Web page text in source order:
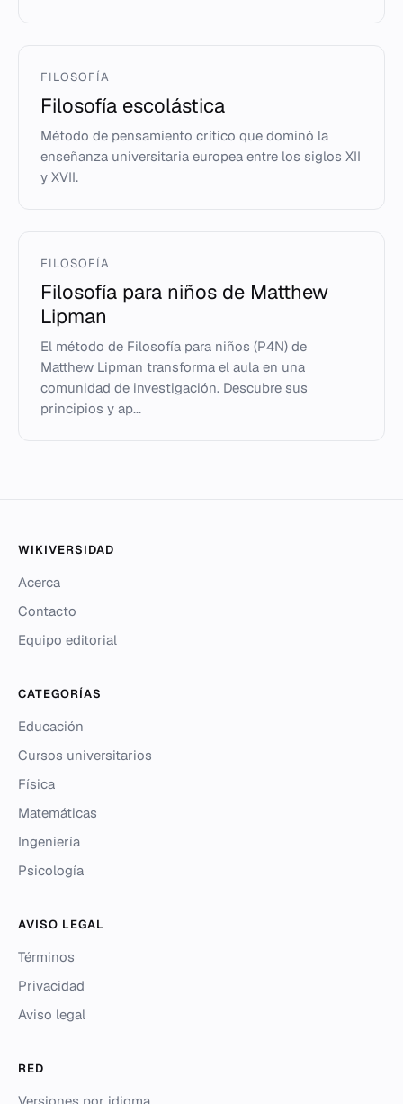
FILOSOFÍA
Filosofía escolástica
Método de pensamiento crítico que dominó la
enseñanza universitaria europea entre los siglos XII
y XVII.
FILOSOFÍA
Filosofía para niños de Matthew
Lipman
El método de Filosofía para niños (P4N) de
Matthew Lipman transforma el aula en una
comunidad de investigación. Descubre sus
principios y ap...
WIKIVERSIDAD
Acerca
Contacto
Equipo editorial
CATEGORÍAS
Educación
Cursos universitarios
Física
Matemáticas
Ingeniería
Psicología
AVISO LEGAL
Términos
Privacidad
Aviso legal
RED